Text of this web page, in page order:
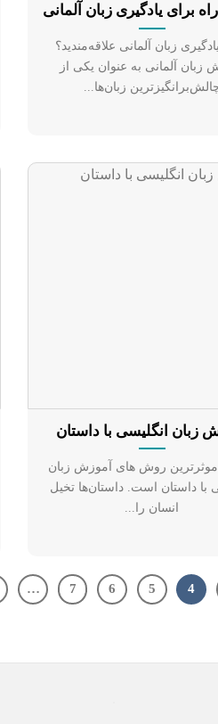
برای یادگیری زبان آلمانی
یادگیری زبان آلمانی علاقه‌مندید؟
زبان آلمانی به عنوان یکی از
زبان‌ها...
زبان انگلیسی با داستان
روش های آموزش زبان
با داستان است. داستان‌ها تخیل
انسان را...
4
5
6
7
…